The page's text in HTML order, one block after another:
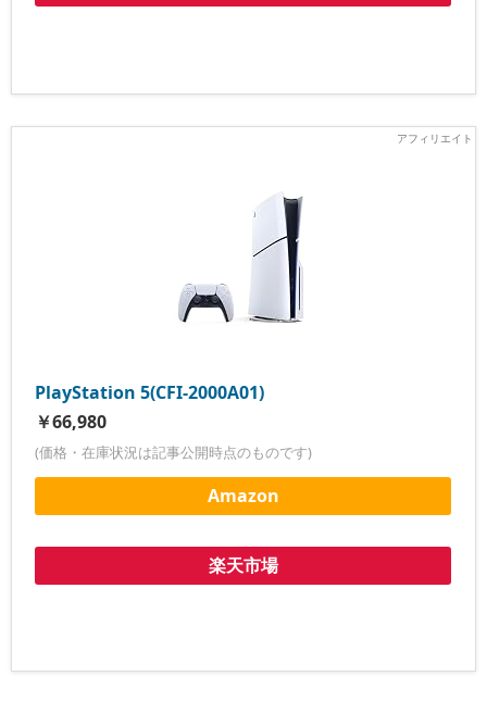
PlayStation 5(CFI-2000A01)
￥66,980
(価格・在庫状況は記事公開時点のものです)
Amazon
楽天市場